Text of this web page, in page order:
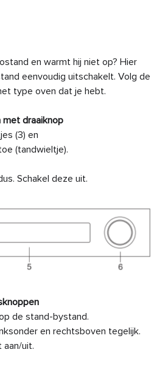
en warmt hij niet op? Hier
eenvoudig uitschakelt. Volg de
type oven dat je hebt.
met draaiknop
(3) en
(tandwieltje).
Schakel deze uit.
de stand-bystand.
en rechtsboven tegelijk.
uit.